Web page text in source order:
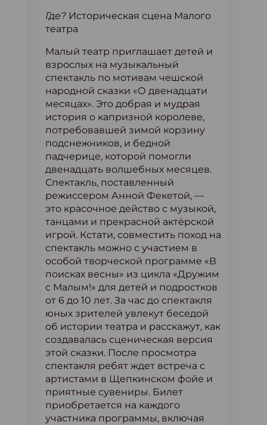
Где? Историческая сцена Малого
театра
Малый театр приглашает детей и
взрослых на музыкальный
спектакль по мотивам чешской
народной сказки «О двенадцати
месяцах». Это добрая и мудрая
история о капризной королеве,
потребовавшей зимой корзину
подснежников, и бедной
падчерице, которой помогли
двенадцать волшебных месяцев.
Спектакль, поставленный
режиссером Анной Фекетой, —
это красочное действо с музыкой,
танцами и прекрасной актёрской
игрой. Кстати, совместить поход на
спектакль можно с участием в
особой творческой программе «В
поисках весны» из цикла «Дружим
с Малым!» для детей и подростков
от 6 до 10 лет. За час до спектакля
юных зрителей увлекут беседой
об истории театра и расскажут, как
создавалась сценическая версия
этой сказки. После просмотра
спектакля ребят ждет встреча с
артистами в Щепкинском фойе и
приятные сувениры. Билет
приобретается на каждого
участника программы, включая